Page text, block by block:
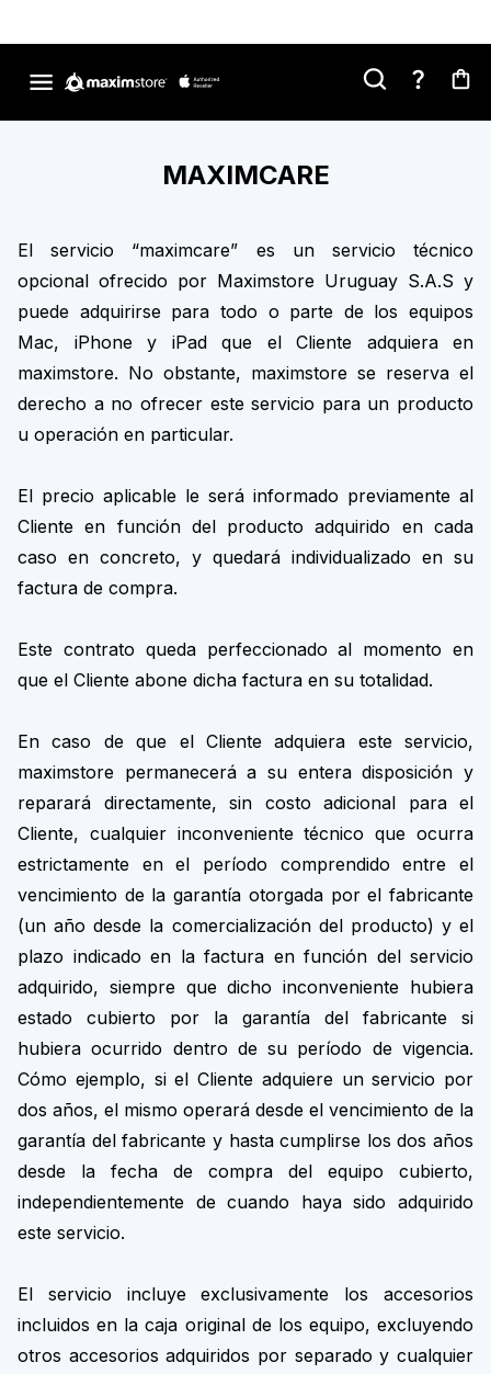
MAXIMCARE
El servicio “maximcare” es un servicio técnico
opcional ofrecido por Maximstore Uruguay S.A.S y
puede adquirirse para todo o parte de los equipos
Mac, iPhone y iPad que el Cliente adquiera en
maximstore. No obstante, maximstore se reserva el
derecho a no ofrecer este servicio para un producto
u operación en particular.
El precio aplicable le será informado previamente al
Cliente en función del producto adquirido en cada
caso en concreto, y quedará individualizado en su
factura de compra.
Este contrato queda perfeccionado al momento en
que el Cliente abone dicha factura en su totalidad.
En caso de que el Cliente adquiera este servicio,
maximstore permanecerá a su entera disposición y
reparará directamente, sin costo adicional para el
Cliente, cualquier inconveniente técnico que ocurra
estrictamente en el período comprendido entre el
vencimiento de la garantía otorgada por el fabricante
(un año desde la comercialización del producto) y el
plazo indicado en la factura en función del servicio
adquirido, siempre que dicho inconveniente hubiera
estado cubierto por la garantía del fabricante si
hubiera ocurrido dentro de su período de vigencia.
Cómo ejemplo, si el Cliente adquiere un servicio por
dos años, el mismo operará desde el vencimiento de la
garantía del fabricante y hasta cumplirse los dos años
desde la fecha de compra del equipo cubierto,
independientemente de cuando haya sido adquirido
este servicio.
El servicio incluye exclusivamente los accesorios
incluidos en la caja original de los equipo, excluyendo
otros accesorios adquiridos por separado y cualquier